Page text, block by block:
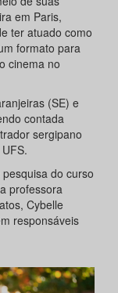
em Paris,
ter atuado como
formato para
cinema no
(SE) e
contada
sergipano
do curso
professora
Cybelle
responsáveis